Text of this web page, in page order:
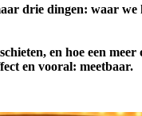
drie dingen: waar
en hoe een
en vooral: meetbaar.